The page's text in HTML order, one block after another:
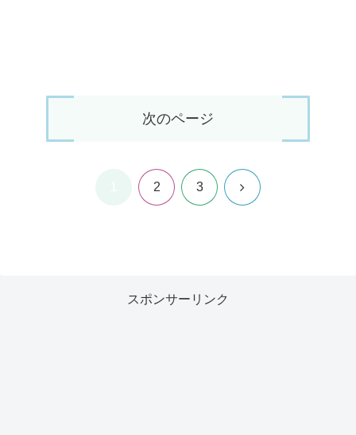
次のページ
2 3 次
スポンサーリンク